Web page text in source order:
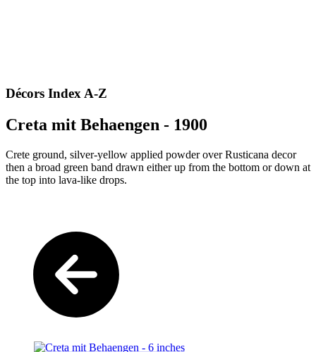
Décors Index A-Z
Creta mit Behaengen - 1900
Crete ground, silver-yellow applied powder over Rusticana decor
then a broad green band drawn either up from the bottom or down at
the top into lava-like drops.